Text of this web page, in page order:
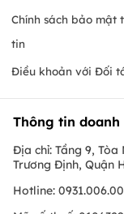
Chính sách bảo mật
tin
Điều khoản với Đối
Thông tin doanh
Địa chỉ: Tầng 9,
Trương Định, Quận
Hotline: